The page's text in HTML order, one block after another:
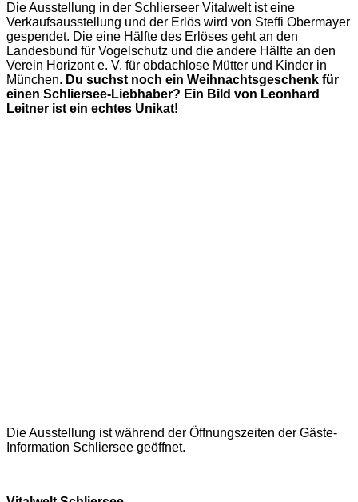
Die Ausstellung in der Schlierseer Vitalwelt ist eine
Verkaufsausstellung und der Erlös wird von Steffi Obermayer
gespendet. Die eine Hälfte des Erlöses geht an den
Landesbund für Vogelschutz und die andere Hälfte an den
Verein Horizont e. V. für obdachlose Mütter und Kinder in
München. Du suchst noch ein Weihnachtsgeschenk für
einen Schliersee-Liebhaber? Ein Bild von Leonhard
Leitner ist ein echtes Unikat!
Die Ausstellung ist während der Öffnungszeiten der Gäste-
Information Schliersee geöffnet.